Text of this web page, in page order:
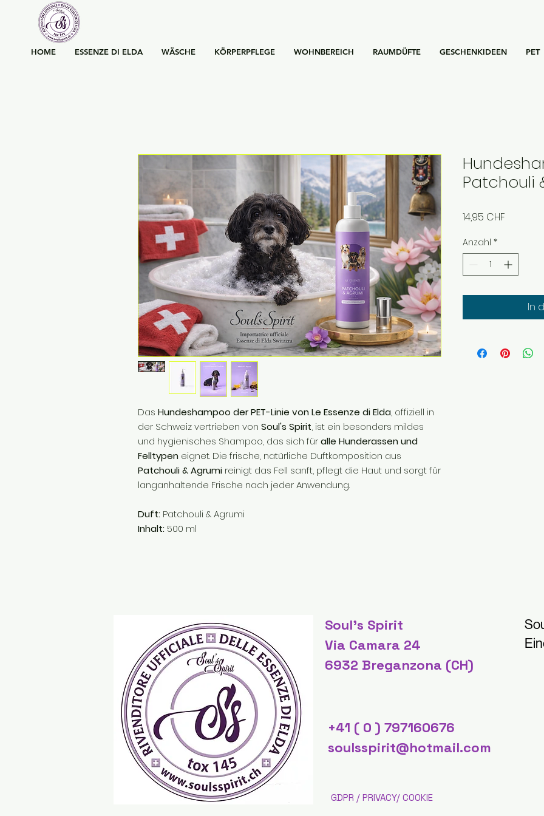
HOME ESSENZE DI ELDA WÄSCHE KÖRPERPFLEGE WOHNBEREICH RAUMDÜFTE GESCHENKIDEEN PET
Das Hundeshampoo der PET-Linie von Le Essenze di Elda, offiziell in
der Schweiz vertrieben von Soul's Spirit, ist ein besonders mildes
und hygienisches Shampoo, das sich füralle Hunderassen und
Felltypen eignet. Die frische, natürliche Duftkomposition aus
Patchouli & Agrumi reinigt das Fell sanft, pflegt die Haut und sorgt für
langanhaltende Frische nach jeder Anwendung.
Duft: Patchouli & Agrumi
Inhalt: 500 ml
Patchouli
14,95 CHF
Anzahl *
In
Soul's Spirit
Via Camara 24
6932 Breganzona (CH)
+41 ( 0 ) 797160676
soulsspirit@hotmail.com
GDPR / PRIVACY/ COOKIE